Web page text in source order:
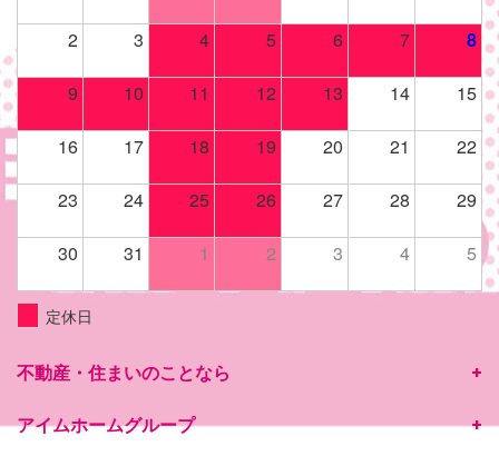
2 3 4 5 6 7 8
9 10 11 12 13 14 15
16 17 18 19 20 21 22
23 24 25 26 27 28 29
30 31 1 2 3 4 5
定休日
不動産・住まいのことなら
アイムホームグループ